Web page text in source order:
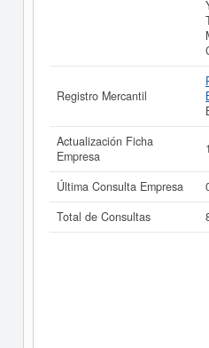
Registro Mercantil
Actualización Ficha
Empresa
Última Consulta Empresa
Total de Consultas